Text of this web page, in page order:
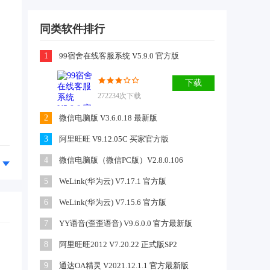
同类软件排行
1 99宿舍在线客服系统 V5.9.0 官方版
272234次下载
下载
2 微信电脑版 V3.6.0.18 最新版
3 阿里旺旺 V9.12.05C 买家官方版
4 微信电脑版（微信PC版）V2.8.0.106
5 WeLink(华为云) V7.17.1 官方版
6 WeLink(华为云) V7.15.6 官方版
7 YY语音(歪歪语音) V9.6.0.0 官方最新版
8 阿里旺旺2012 V7.20.22 正式版SP2
9 通达OA精灵 V2021.12.1.1 官方最新版